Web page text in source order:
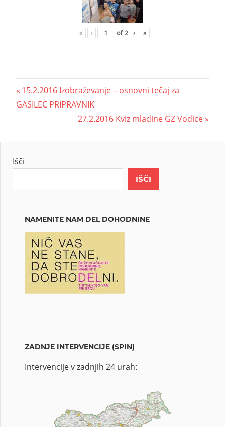
« ‹ of 2 › »
15.2.2016 Izobraževanje – osnovni tečaj za
GASILEC PRIPRAVNIK
27.2.2016 Kviz mladine GZ Vodice
Išči
IŠČI
NAMENITE NAM DEL DOHODNINE
ZADNJE INTERVENCIJE (SPIN)
Intervencije v zadnjih 24 urah: